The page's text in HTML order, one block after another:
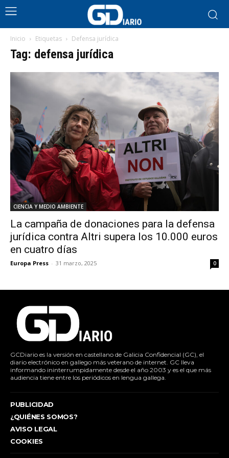
Inicio Etiquetas Defensa jurídica
Tag: defensa jurídica
CIENCIA Y MEDIO AMBIENTE
La campaña de donaciones para la defensa
jurídica contra Altri supera los 10.000 euros
en cuatro días
Europa Press - 31 marzo, 2025 0
GCDiario es la versión en castellano de Galicia Confidencial (GC), el
diario electrónico en gallego más veterano de internet. GC lleva
informando ininterrumpidamente desde el año 2003 y es el que más
audiencia tiene entre los periódicos en lengua gallega.
PUBLICIDAD
¿QUIÉNES SOMOS?
AVISO LEGAL
COOKIES